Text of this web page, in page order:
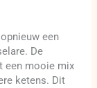
een
De
een mooie mix
ketens. Dit